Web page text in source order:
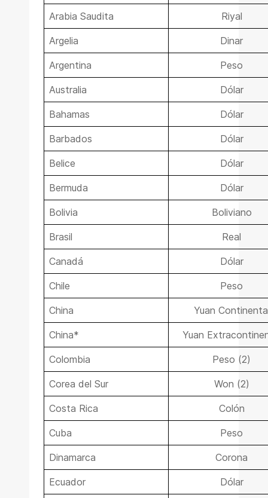
Arabia Saudita Riyal
Argelia Dinar
Argentina Peso
Australia Dólar
Bahamas Dólar
Barbados Dólar
Belice Dólar
Bermuda Dólar
Bolivia Boliviano
Brasil Real
Canadá Dólar
Chile Peso
China Yuan
China* Yuan
Colombia Peso (2)
Corea del Sur Won (2)
Costa Rica Colón
Cuba Peso
Dinamarca Corona
Ecuador Dólar